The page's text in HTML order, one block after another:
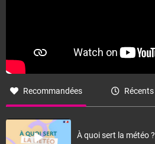
Recommandées Récents
À quoi sert la météo ?